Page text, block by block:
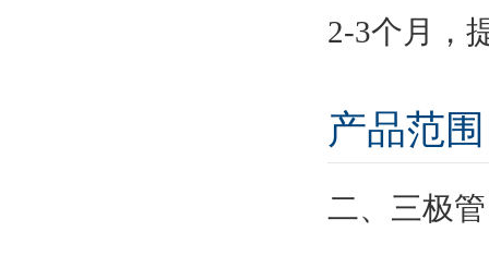
2-3个月，
产品范
二、三极